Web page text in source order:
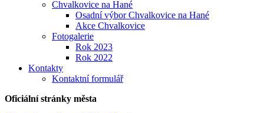
Chvalkovice na Hané
Osadní výbor Chvalkovice na Hané
Akce Chvalkovice
Fotogalerie
Rok 2023
Rok 2022
Kontakty
Kontaktní formulář
Oficiální stránky města